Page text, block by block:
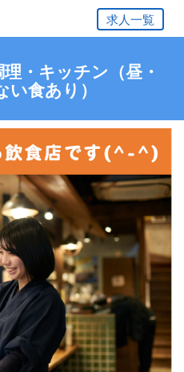
求人一覧
・キッチン（昼・
食あり）